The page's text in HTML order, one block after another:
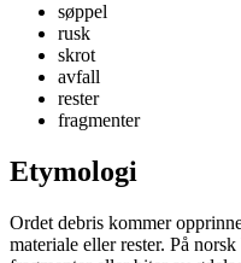
søppel
rusk
skrot
avfall
rester
fragmenter
Etymologi
Ordet debris kommer
materiale eller rester. På